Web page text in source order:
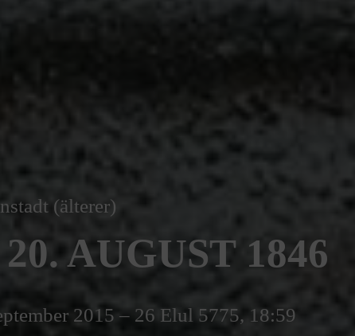
(älterer)
AUGUST 1846
2015 – 26 Elul 5775, 18:59